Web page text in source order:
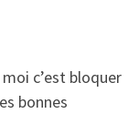
c’est bloquer
bonnes